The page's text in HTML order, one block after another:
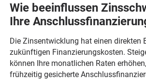
Wie beeinflussen
Ihre
Die Zinsentwicklung hat einen direkten
zukünftigen Finanzierungskosten.
können Ihre monatlichen Raten
frühzeitig gesicherte